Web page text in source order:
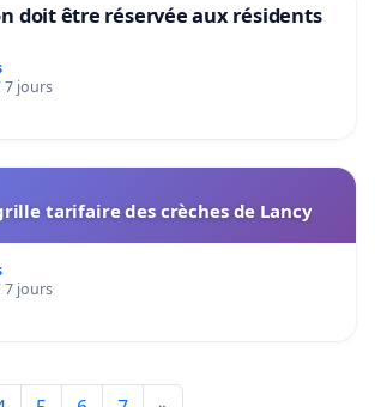
doit être réservée aux résidents
7 jours
tarifaire des crèches de Lancy
7 jours